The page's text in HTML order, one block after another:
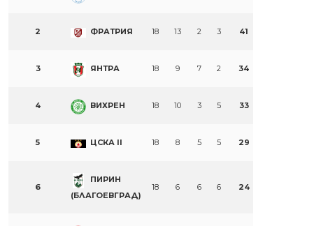
2 ФРАТРИЯ 18 13 2 3 41
3 ЯНТРА 18 9 7 2 34
4 ВИХРЕН 18 10 3 5 33
5 ЦСКА II 18 8 5 5 29
6
ПИРИН
(БЛАГОЕВГРАД)
18 6 6 6 24